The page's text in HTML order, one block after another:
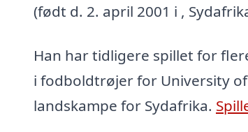
(født d. 2. april 2001 i ,
Han har tidligere spillet for
i fodboldtrøjer for University
landskampe for Sydafrika.